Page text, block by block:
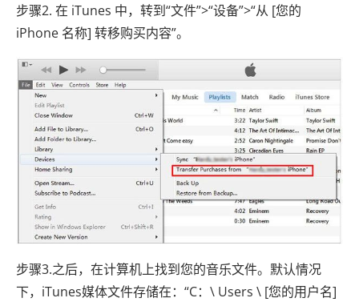
步骤2. 在 iTunes 中，转到“文件”>“设备”>“从 [您的
iPhone 名称] 转移购买内容”。
步骤3.之后，在计算机上找到您的音乐文件。默认情况
下，iTunes媒体文件存储在：“C：\ Users \ [您的用户名]